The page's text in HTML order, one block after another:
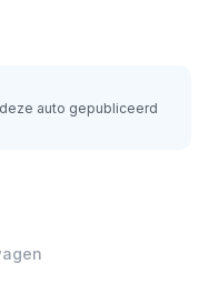
auto gepubliceerd